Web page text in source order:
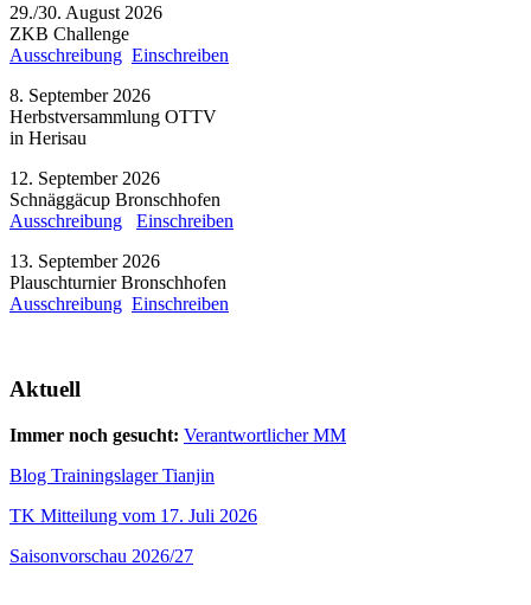
29./30. August 2026
ZKB Challenge
Ausschreibung Einschreiben
8. September 2026
Herbstversammlung OTTV
in Herisau
12. September 2026
Schnäggäcup Bronschhofen
Ausschreibung
Einschreiben
13. September 2026
Plauschturnier Bronschhofen
Ausschreibung Einschreiben
Aktuell
Immer noch gesucht: Verantwortlicher MM
Blog Trainingslager Tianjin
TK Mitteilung vom 17. Juli 2026
Saisonvorschau 2026/27